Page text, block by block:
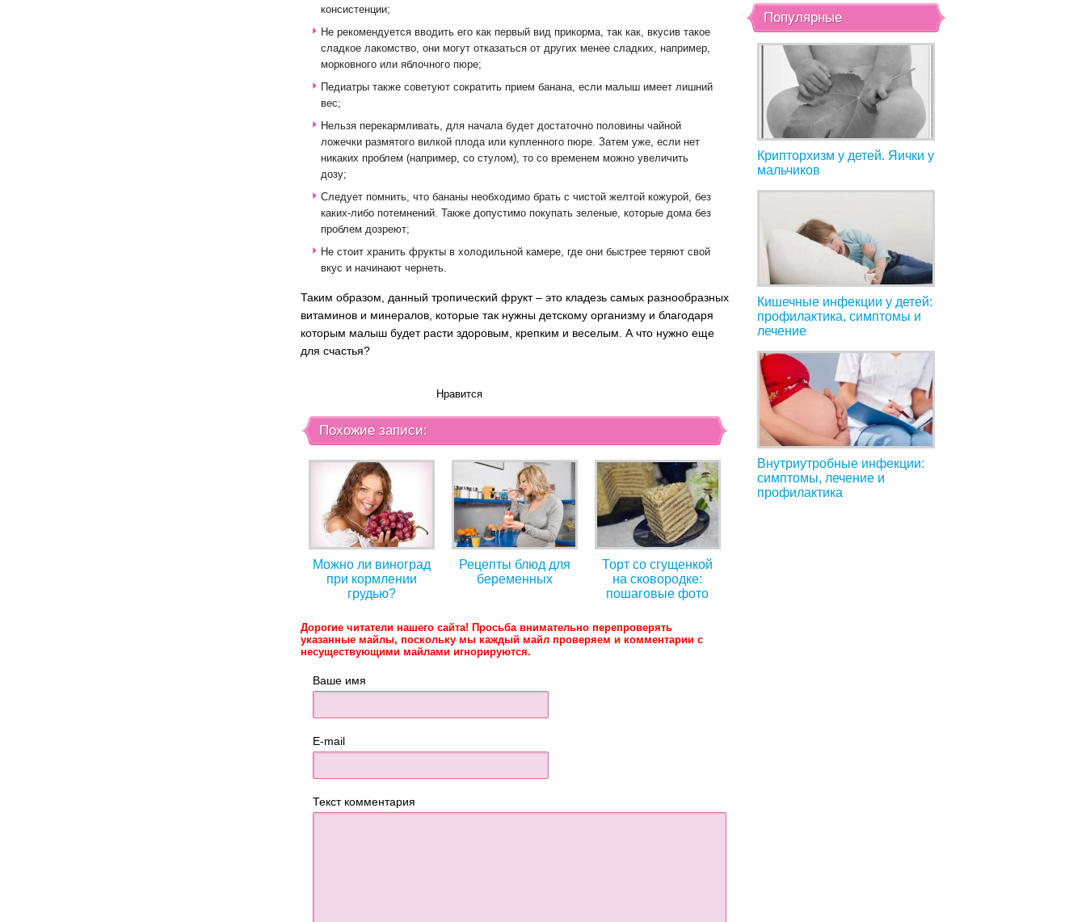
консистенции;
Не рекомендуется вводить его как первый вид прикорма, так как, вкусив такое
сладкое лакомство, они могут отказаться от других менее сладких, например,
морковного или яблочного пюре;
Педиатры также советуют сократить прием банана, если малыш имеет лишний
вес;
Нельзя перекармливать, для начала будет достаточно половины чайной
ложечки размятого вилкой плода или купленного пюре. Затем уже, если нет
никаких проблем (например, со стулом), то со временем можно увеличить
дозу;
Следует помнить, что бананы необходимо брать с чистой желтой кожурой, без
каких-либо потемнений. Также допустимо покупать зеленые, которые дома без
проблем дозреют;
Не стоит хранить фрукты в холодильной камере, где они быстрее теряют свой
вкус и начинают чернеть.
Таким образом, данный тропический фрукт – это кладезь самых разнообразных
витаминов и минералов, которые так нужны детскому организму и благодаря
которым малыш будет расти здоровым, крепким и веселым. А что нужно еще
для счастья?
Нравится
Похожие записи:
Можно ли виноград
при кормлении
грудью?
Рецепты блюд для
беременных
Торт со сгущенкой
на сковородке:
пошаговые фото
Дорогие читатели нашего сайта! Просьба внимательно перепроверять
указанные майлы, поскольку мы каждый майл проверяем и комментарии с
несуществующими майлами игнорируются.
Ваше имя
E-mail
Текст комментария
Популярные
Крипторхизм у детей. Яички у
мальчиков
Кишечные инфекции у детей:
профилактика, симптомы и
лечение
Внутриутробные инфекции:
симптомы, лечение и
профилактика